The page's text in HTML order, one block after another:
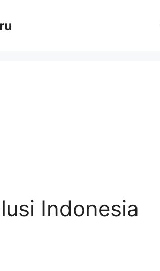
Indonesia